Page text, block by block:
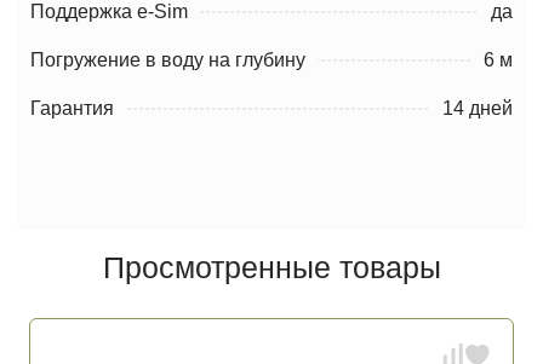
Поддержка e-Sim да
Погружение в воду на глубину 6 м
Гарантия 14 дней
Просмотренные товары